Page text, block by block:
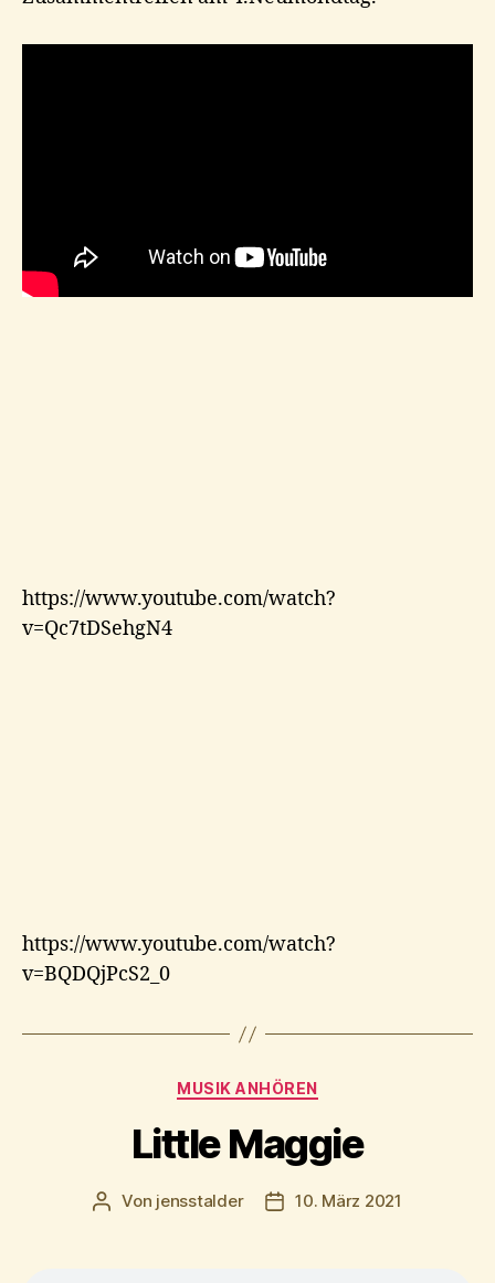
https://www.youtube.com/watch?
v=Qc7tDSehgN4
https://www.youtube.com/watch?
v=BQDQjPcS2_0
Kategorien
MUSIK ANHÖREN
Little Maggie
Beitragsautor
Von jensstalder Beitragsdatum
10. März 2021